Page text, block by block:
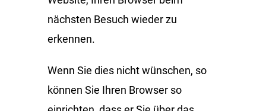
nächsten Besuch wieder zu
erkennen.
Wenn Sie dies nicht wünschen, so
können Sie Ihren Browser so